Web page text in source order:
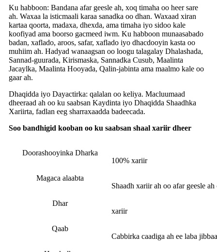
Ku habboon: Bandana afar geesle ah, xoq timaha oo heer sare
ah. Waxaa la isticmaali karaa sanadka oo dhan. Waxaad xiran
kartaa qoorta, madaxa, dhexda, ama timaha iyo sidoo kale
koofiyad ama boorso gacmeed iwm. Ku habboon munaasabado
badan, xaflado, aroos, safar, xaflado iyo dhacdooyin kasta oo
muhiim ah. Hadyad wanaagsan oo loogu talagalay Dhalashada,
Sannad-guurada, Kirismaska, Sannadka Cusub, Maalinta
Jacaylka, Maalinta Hooyada, Qalin-jabinta ama maalmo kale oo
gaar ah.
Dhaqidda iyo Dayactirka: qalalan oo keliya. Macluumaad
dheeraad ah oo ku saabsan Kaydinta iyo Dhaqidda Shaadhka
Xariirta, fadlan eeg sharraxaadda badeecada.
Soo bandhigid kooban oo ku saabsan shaal xariir dheer
Doorashooyinka Dharka
100% xariir
Magaca alaabta
Shaadh xariir ah oo afar geesle
Dhar
xariir
Qaab
Cabbirka caadiga ah ee laba